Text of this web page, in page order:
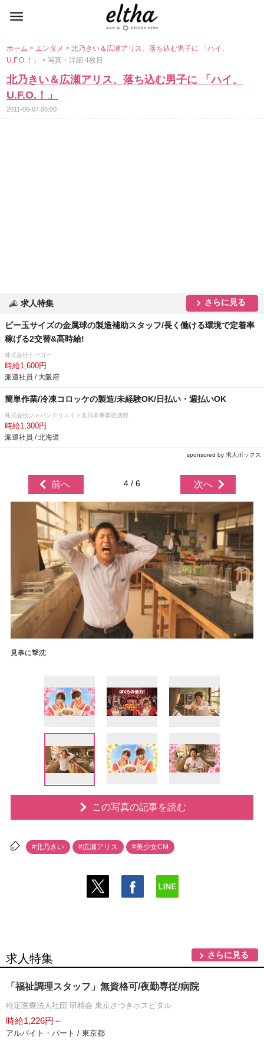
ホーム> エンタメ>北乃きい＆広瀬アリス、落ち込む男子に 「ハイ、
U.F.O.！」> 写真・詳細 4枚目
北乃きい＆広瀬アリス、落ち込む男子に 「ハイ、
U.F.O.！」
2011-06-07 06:00
求人特集 さらに見る
ビー玉サイズの金属球の製造補助スタッフ/長く働ける環境で定着率
稼げる2交替&高時給!
株式会社トーコー
時給1,600円
派遣社員 / 大阪府
簡単作業/冷凍コロッケの製造/未経験OK/日払い・週払いOK
株式会社ジャパンクリエイト北日本事業統括部
時給1,300円
派遣社員 / 北海道
sponsored by 求人ボックス
前へ 4 / 6 次へ
見事に撃沈
この写真の記事を読む
#北乃きい #広瀬アリス #美少女CM
求人特集 さらに見る
「福祉調理スタッフ」無資格可/夜勤専従/病院
特定医療法人社団 研精会 東京さつきホスピタル
時給1,226円～
アルバイト・パート / 東京都